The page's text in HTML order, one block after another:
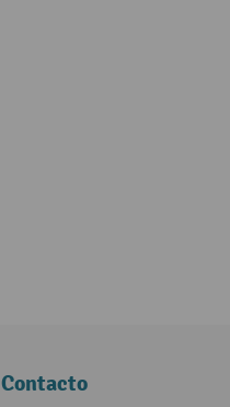
Contacto